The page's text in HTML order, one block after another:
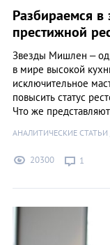
Разбираемся
престижной
Звезды Мишлен –
в мире высокой
исключительное
повысить статус
Что же
АНАЛИТИЧЕСКИЕ СТАТЬИ
20300 1